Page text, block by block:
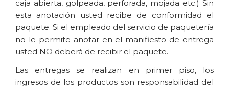
caja abierta, golpeada, perforada, mojada etc.) Sin
esta anotación usted recibe de conformidad el
paquete. Si el empleado del servicio de paquetería
no le permite anotar en el manifiesto de entrega
usted NO deberá de recibir el paquete.
Las entregas se realizan en primer piso, los
ingresos de los productos son responsabilidad del